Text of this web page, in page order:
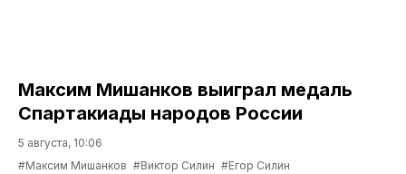
Максим Мишанков выиграл медаль
Спартакиады народов России
5 августа, 10:06
#Максим Мишанков #Виктор Силин #Егор Силин